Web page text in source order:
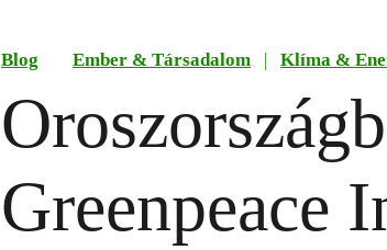
Blog Ember & Társadalom | Klíma &
Greenpeace